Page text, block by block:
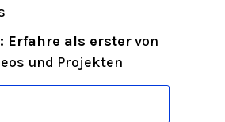
Erfahre als erstervon
und Projekten